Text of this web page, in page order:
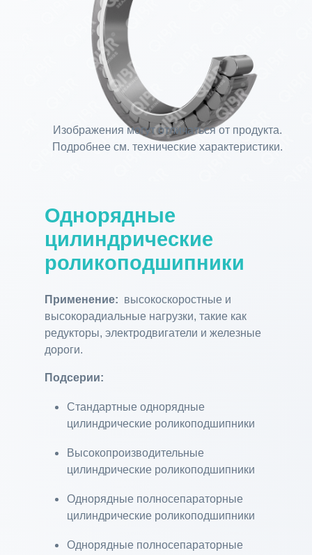
Изображения могут отличаться от продукта.
Подробнее см. технические характеристики.
Однорядные
цилиндрические
роликоподшипники
Применение: высокоскоростные и
высокорадиальные нагрузки, такие как
редукторы, электродвигатели и железные
дороги.
Подсерии:
Стандартные однорядные
цилиндрические роликоподшипники
Высокопроизводительные
цилиндрические роликоподшипники
Однорядные полносепараторные
цилиндрические роликоподшипники
Однорядные полносепараторные